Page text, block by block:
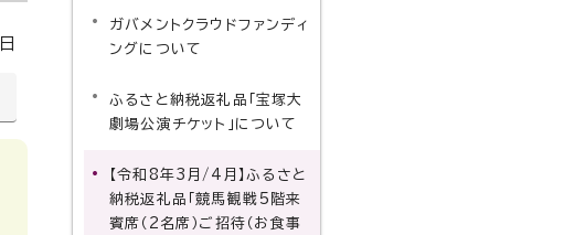
ガバメントクラウドファンディ
ングについて
ふるさと納税返礼品「宝塚大
劇場公演チケット」について
【令和8年3月/4月】ふるさと
納税返礼品「競馬観戦5階来
賓席（2名席）ご招待（お食事